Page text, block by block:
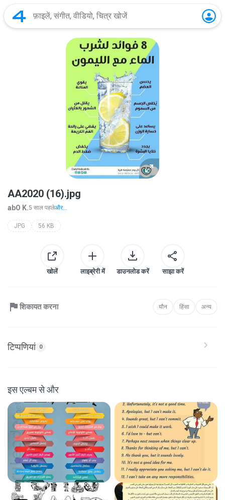
AA2020 (16).jpg
abO K.5 साल पहलेऔर...
JPG 56 KB
खोलें लाइब्रेरी में डाउनलोड करें साझा करें
शिकायत करना यौन हिंसा अन्य
टिप्पणियां 0
इस एल्बम से और